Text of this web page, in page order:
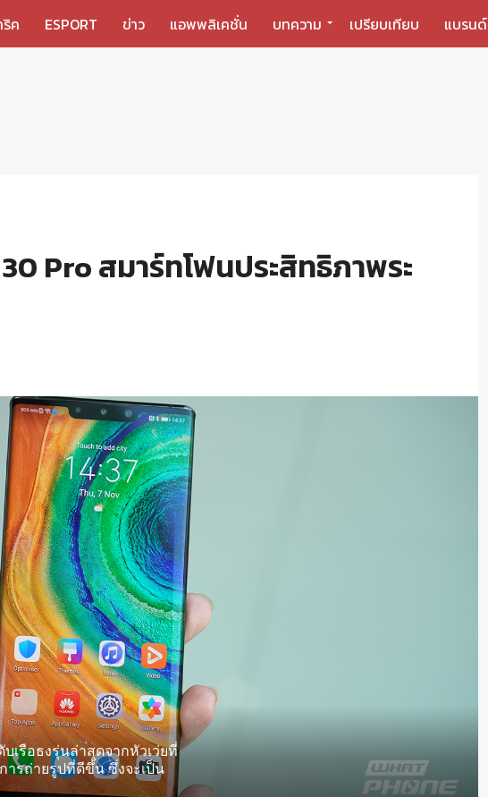
ค ESPORT ข่าว แอพพลิเคชั่น บทความ เปรียบเทียบ แบรนด์
Pro สมาร์ทโฟนประสิทธิภาพระ
เรือธงรุ่นล่าสุดจากหัวเว่ยที่
รถ่ายรูปที่ดีขึ้น ซึ่งจะเป็น